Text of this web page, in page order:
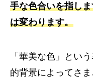
手な色合いを指し
は変わります。
「華美な色」とい
的背景によってさ